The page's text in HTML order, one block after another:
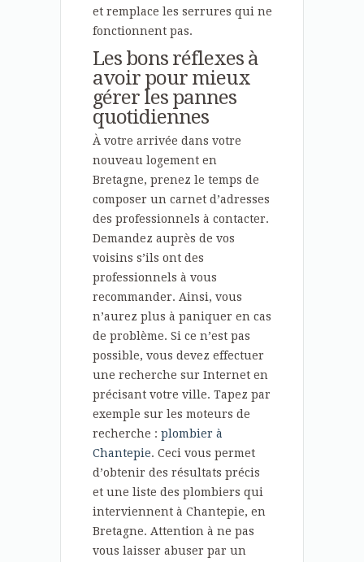
et remplace les serrures qui ne
fonctionnent pas.
Les bons réflexes à
avoir pour mieux
gérer les pannes
quotidiennes
À votre arrivée dans votre
nouveau logement en
Bretagne, prenez le temps de
composer un carnet d’adresses
des professionnels à contacter.
Demandez auprès de vos
voisins s’ils ont des
professionnels à vous
recommander. Ainsi, vous
n’aurez plus à paniquer en cas
de problème. Si ce n’est pas
possible, vous devez effectuer
une recherche sur Internet en
précisant votre ville. Tapez par
exemple sur les moteurs de
recherche : plombier à
Chantepie. Ceci vous permet
d’obtenir des résultats précis
et une liste des plombiers qui
interviennent à Chantepie, en
Bretagne. Attention à ne pas
vous laisser abuser par un